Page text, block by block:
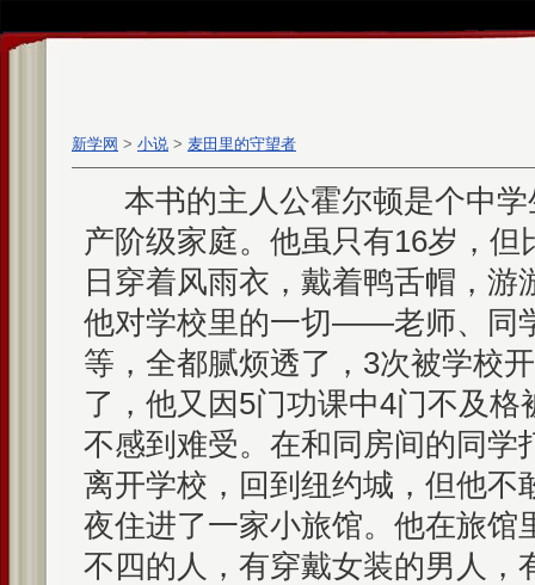
新学网 > 小说 > 麦田里的守望者
本书的主人公霍尔顿是个中
产阶级家庭。他虽只有16岁，但
日穿着风雨衣，戴着鸭舌帽，游
他对学校里的一切——老师、同
等，全都腻烦透了，3次被学校
了，他又因5门功课中4门不及格
不感到难受。在和同房间的同学
离开学校，回到纽约城，但他不
夜住进了一家小旅馆。他在旅馆
不四的人，有穿戴女装的男人，